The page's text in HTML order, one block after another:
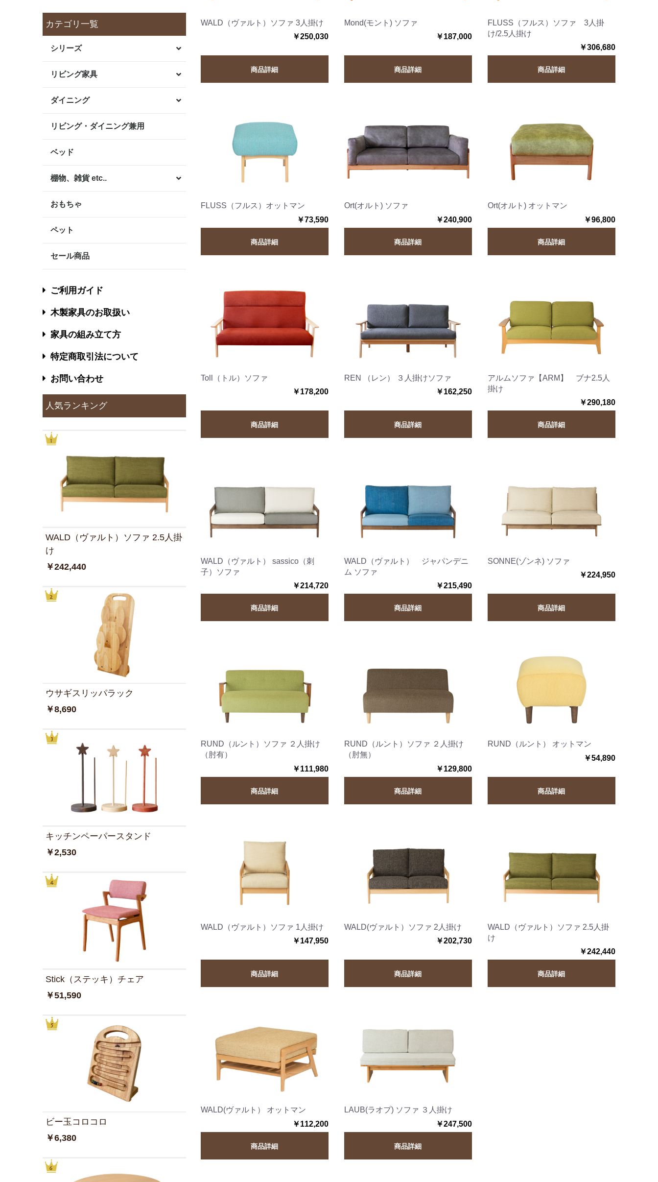
カテゴリ一覧
シリーズ
リビング家具
ダイニング
リビング・ダイニング兼用
ベッド
棚物、雑貨 etc..
おもちゃ
ペット
セール商品
ご利用ガイド
木製家具のお取扱い
家具の組み立て方
特定商取引法について
お問い合わせ
人気ランキング
WALD（ヴァルト）ソファ 2.5人掛
け
￥242,440
ウサギスリッパラック
￥8,690
キッチンペーパースタンド
￥2,530
Stick（ステッキ）チェア
￥51,590
ビー玉コロコロ
￥6,380
WALD（ヴァルト）ソファ 3人掛け
￥250,030
商品詳細
Mond(モント) ソファ
￥187,000
商品詳細
FLUSS（フルス）ソファ 3人掛
け/2.5人掛け
￥306,680
商品詳細
FLUSS（フルス）オットマン
￥73,590
商品詳細
Ort(オルト) ソファ
￥240,900
商品詳細
Ort(オルト) オットマン
￥96,800
商品詳細
Toll（トル）ソファ
￥178,200
商品詳細
REN （レン） ３人掛けソファ
￥162,250
商品詳細
アルムソファ【ARM】 ブナ2.5人
掛け
￥290,180
商品詳細
WALD（ヴァルト） sassico（刺
子）ソファ
￥214,720
商品詳細
WALD（ヴァルト） ジャパンデニ
ム ソファ
￥215,490
商品詳細
SONNE(ゾンネ) ソファ
￥224,950
商品詳細
RUND（ルント）ソファ ２人掛け
（肘有）
￥111,980
商品詳細
RUND（ルント）ソファ ２人掛け
（肘無）
￥129,800
商品詳細
RUND（ルント） オットマン
￥54,890
商品詳細
WALD（ヴァルト）ソファ 1人掛け
￥147,950
商品詳細
WALD(ヴァルト）ソファ 2人掛け
￥202,730
商品詳細
WALD（ヴァルト）ソファ 2.5人掛
け
￥242,440
商品詳細
WALD(ヴァルト） オットマン
￥112,200
商品詳細
LAUB(ラオプ) ソファ ３人掛け
￥247,500
商品詳細